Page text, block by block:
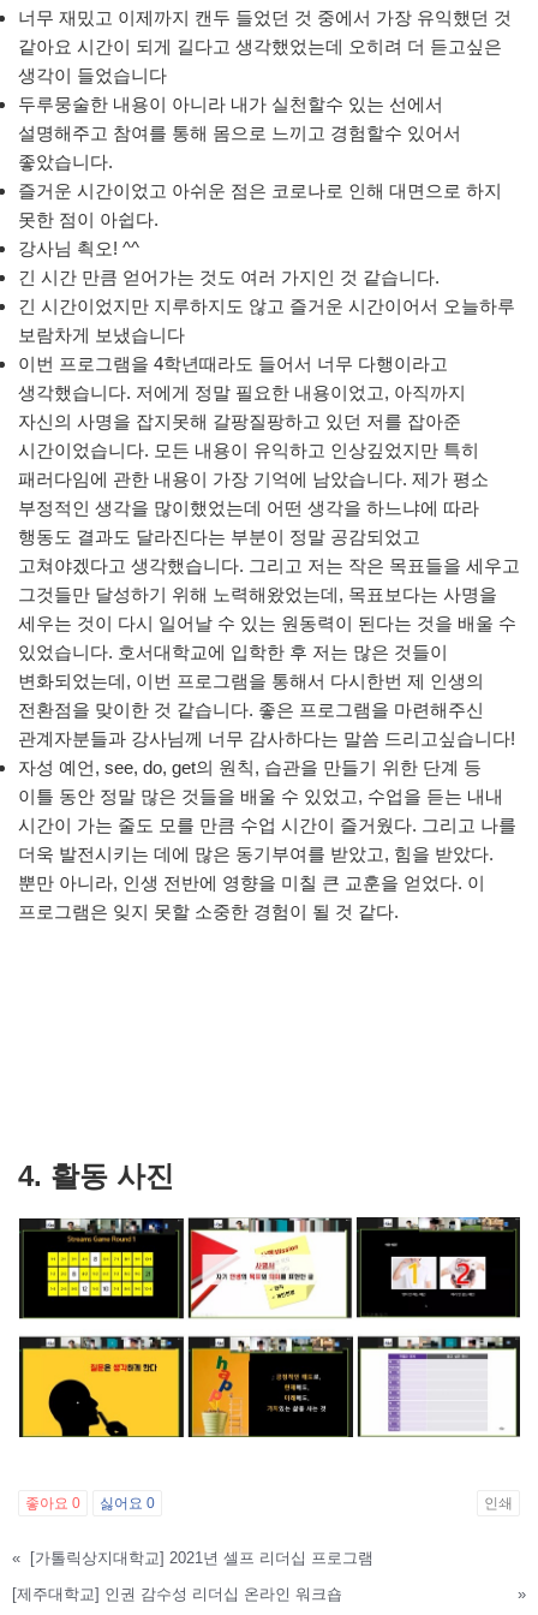
너무 재밌고 이제까지 캔두 들었던 것 중에서 가장 유익했던 것
같아요 시간이 되게 길다고 생각했었는데 오히려 더 듣고싶은
생각이 들었습니다
두루뭉술한 내용이 아니라 내가 실천할수 있는 선에서
설명해주고 참여를 통해 몸으로 느끼고 경험할수 있어서
좋았습니다.
즐거운 시간이었고 아쉬운 점은 코로나로 인해 대면으로 하지
못한 점이 아쉽다.
강사님 쵝오! ^^
긴 시간 만큼 얻어가는 것도 여러 가지인 것 같습니다.
긴 시간이었지만 지루하지도 않고 즐거운 시간이어서 오늘하루
보람차게 보냈습니다
이번 프로그램을 4학년때라도 들어서 너무 다행이라고
생각했습니다. 저에게 정말 필요한 내용이었고, 아직까지
자신의 사명을 잡지못해 갈팡질팡하고 있던 저를 잡아준
시간이었습니다. 모든 내용이 유익하고 인상깊었지만 특히
패러다임에 관한 내용이 가장 기억에 남았습니다. 제가 평소
부정적인 생각을 많이했었는데 어떤 생각을 하느냐에 따라
행동도 결과도 달라진다는 부분이 정말 공감되었고
고쳐야겠다고 생각했습니다. 그리고 저는 작은 목표들을 세우고
그것들만 달성하기 위해 노력해왔었는데, 목표보다는 사명을
세우는 것이 다시 일어날 수 있는 원동력이 된다는 것을 배울 수
있었습니다. 호서대학교에 입학한 후 저는 많은 것들이
변화되었는데, 이번 프로그램을 통해서 다시한번 제 인생의
전환점을 맞이한 것 같습니다. 좋은 프로그램을 마련해주신
관계자분들과 강사님께 너무 감사하다는 말씀 드리고싶습니다!
자성 예언, see, do, get의 원칙, 습관을 만들기 위한 단계 등
이틀 동안 정말 많은 것들을 배울 수 있었고, 수업을 듣는 내내
시간이 가는 줄도 모를 만큼 수업 시간이 즐거웠다. 그리고 나를
더욱 발전시키는 데에 많은 동기부여를 받았고, 힘을 받았다.
뿐만 아니라, 인생 전반에 영향을 미칠 큰 교훈을 얻었다. 이
프로그램은 잊지 못할 소중한 경험이 될 것 같다.
4. 활동 사진
좋아요 0 싫어요 0 인쇄
«
[가톨릭상지대학교] 2021년 셀프 리더십 프로그램
[제주대학교] 인권 감수성 리더십 온라인 워크숍
»